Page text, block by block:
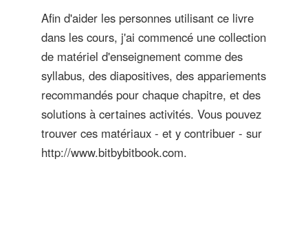
Afin d'aider les personnes utilisant ce livre
dans les cours, j'ai commencé une collection
de matériel d'enseignement comme des
syllabus, des diapositives, des appariements
recommandés pour chaque chapitre, et des
solutions à certaines activités. Vous pouvez
trouver ces matériaux - et y contribuer - sur
http://www.bitbybitbook.com.